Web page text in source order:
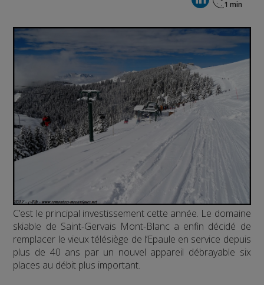
C’est le principal investissement cette année. Le domaine
skiable de Saint-Gervais Mont-Blanc a enfin décidé de
remplacer le vieux télésiège de l’Epaule en service depuis
plus de 40 ans par un nouvel appareil débrayable six
places au débit plus important.